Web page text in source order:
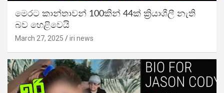
මෙරට කාන්තාවන් 100කින් 44ක් ක්‍රියාශීලී නැති
බව හෙළිවෙයි
March 27, 2025 iri news